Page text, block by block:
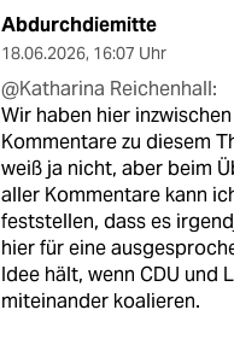
Abdurchdiemitte
18.06.2026, 16:07 Uhr
@Katharina Reichenhall:
Wir haben hier
Kommentare zu diesem
weiß ja nicht, aber beim
aller Kommentare kann
feststellen, dass es
hier für eine
Idee hält, wenn CDU und
miteinander koalieren.